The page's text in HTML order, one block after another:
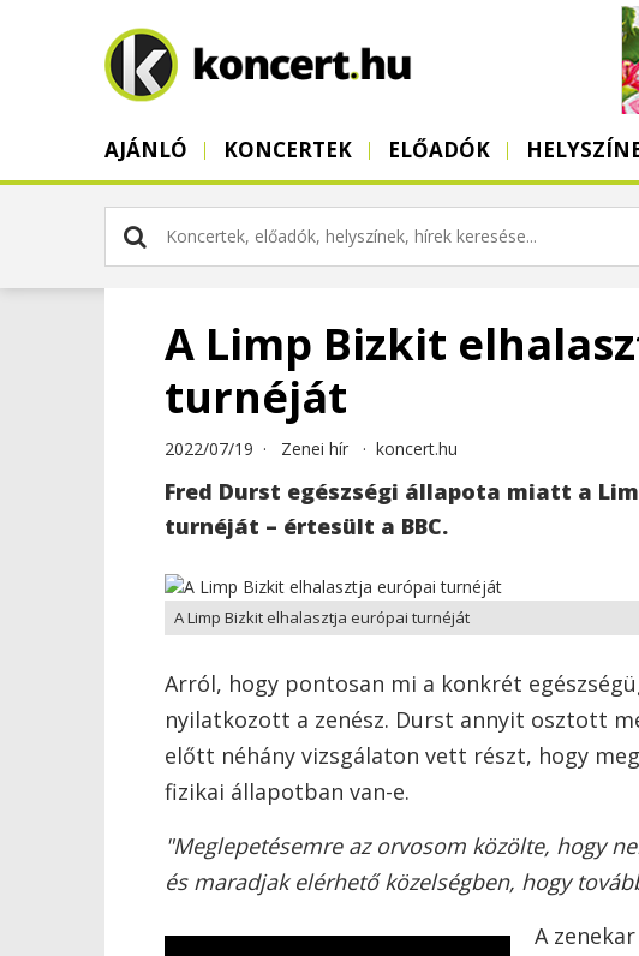
AJÁNLÓ KONCERTEK ELŐADÓK
A Limp Bizkit
turnéját
2022/07/19 · Zenei hír · koncert.hu
Fred Durst egészségi állapota miatt a
turnéját – értesült a BBC.
A Limp Bizkit elhalasztja európai turnéját
Arról, hogy pontosan mi a konkrét
nyilatkozott a zenész. Durst annyit osztott
előtt néhány vizsgálaton vett részt, hogy
fizikai állapotban van-e.
"Meglepetésemre az orvosom közölte, hogy
és maradjak elérhető közelségben, hogy
A